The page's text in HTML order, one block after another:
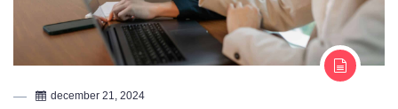
december 21, 2024
Kompetenciák: A sikeres fejlődés
építőkövei